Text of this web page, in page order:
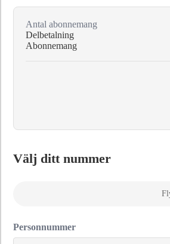
Antal abonnemang
Delbetalning
Abonnemang
Välj ditt nummer
Personnummer